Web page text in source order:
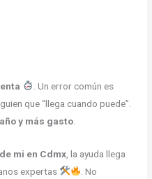
. Un error común es
que “llega cuando puede”.
y más gasto
mi en Cdmx , la ayuda llega
expertas
. No